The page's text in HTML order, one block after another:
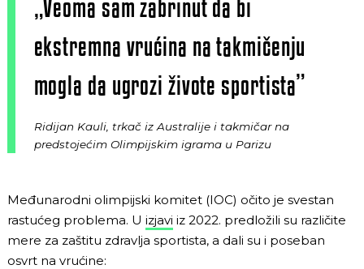
„Veoma sam zabrinut da bi
ekstremna vrućina na takmičenju
mogla da ugrozi živote sportista”
Ridijan Kauli, trkač iz Australije i takmičar na
predstojećim Olimpijskim igrama u Parizu
Međunarodni olimpijski komitet (IOC) očito je svestan
rastućeg problema. U izjavi iz 2022. predložili su različite
mere za zaštitu zdravlja sportista, a dali su i poseban
osvrt na vrućine: